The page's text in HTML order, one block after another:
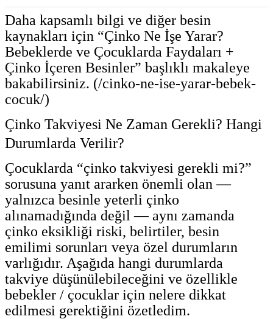
Daha kapsamlı bilgi ve diğer besin
kaynakları için “Çinko Ne İşe Yarar?
Bebeklerde ve Çocuklarda Faydaları +
Çinko İçeren Besinler” başlıklı makaleye
bakabilirsiniz. (/cinko-ne-ise-yarar-bebek-
cocuk/)
Çinko Takviyesi Ne Zaman Gerekli? Hangi
Durumlarda Verilir?
Çocuklarda “çinko takviyesi gerekli mi?”
sorusuna yanıt ararken önemli olan —
yalnızca besinle yeterli çinko
alınamadığında değil — aynı zamanda
çinko eksikliği riski, belirtiler, besin
emilimi sorunları veya özel durumların
varlığıdır. Aşağıda hangi durumlarda
takviye düşünülebileceğini ve özellikle
bebekler / çocuklar için nelere dikkat
edilmesi gerektiğini özetledim.